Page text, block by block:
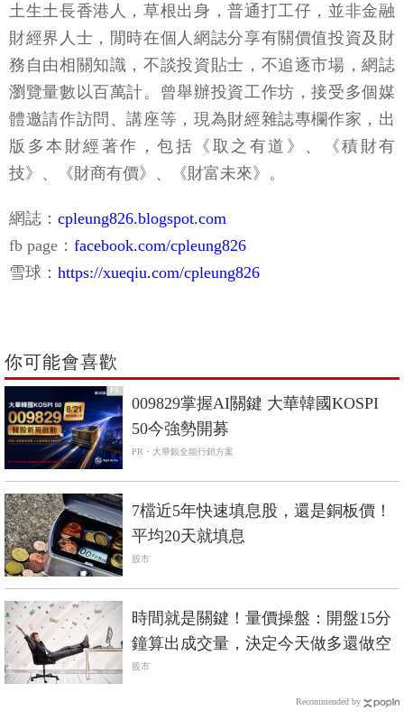
土生土長香港人，草根出身，普通打工仔，並非金融
財經界人士，閒時在個人網誌分享有關價值投資及財
務自由相關知識，不談投資貼士，不追逐市場，網誌
瀏覽量數以百萬計。曾舉辦投資工作坊，接受多個媒
體邀請作訪問、講座等，現為財經雜誌專欄作家，出
版多本財經著作，包括《取之有道》、《積財有
技》、《財商有價》、《財富未來》。
網誌： cpleung826.blogspot.com
fb page： facebook.com/cpleung826
雪球： https://xueqiu.com/cpleung826
你可能會喜歡
PR
009829掌握AI關鍵 大華韓國KOSPI
50今強勢開募
PR・大華銀全能行銷方案
7檔近5年快速填息股，還是銅板價！
平均20天就填息
股市
時間就是關鍵！量價操盤：開盤15分
鐘算出成交量，決定今天做多還做空
股市
Recommended by